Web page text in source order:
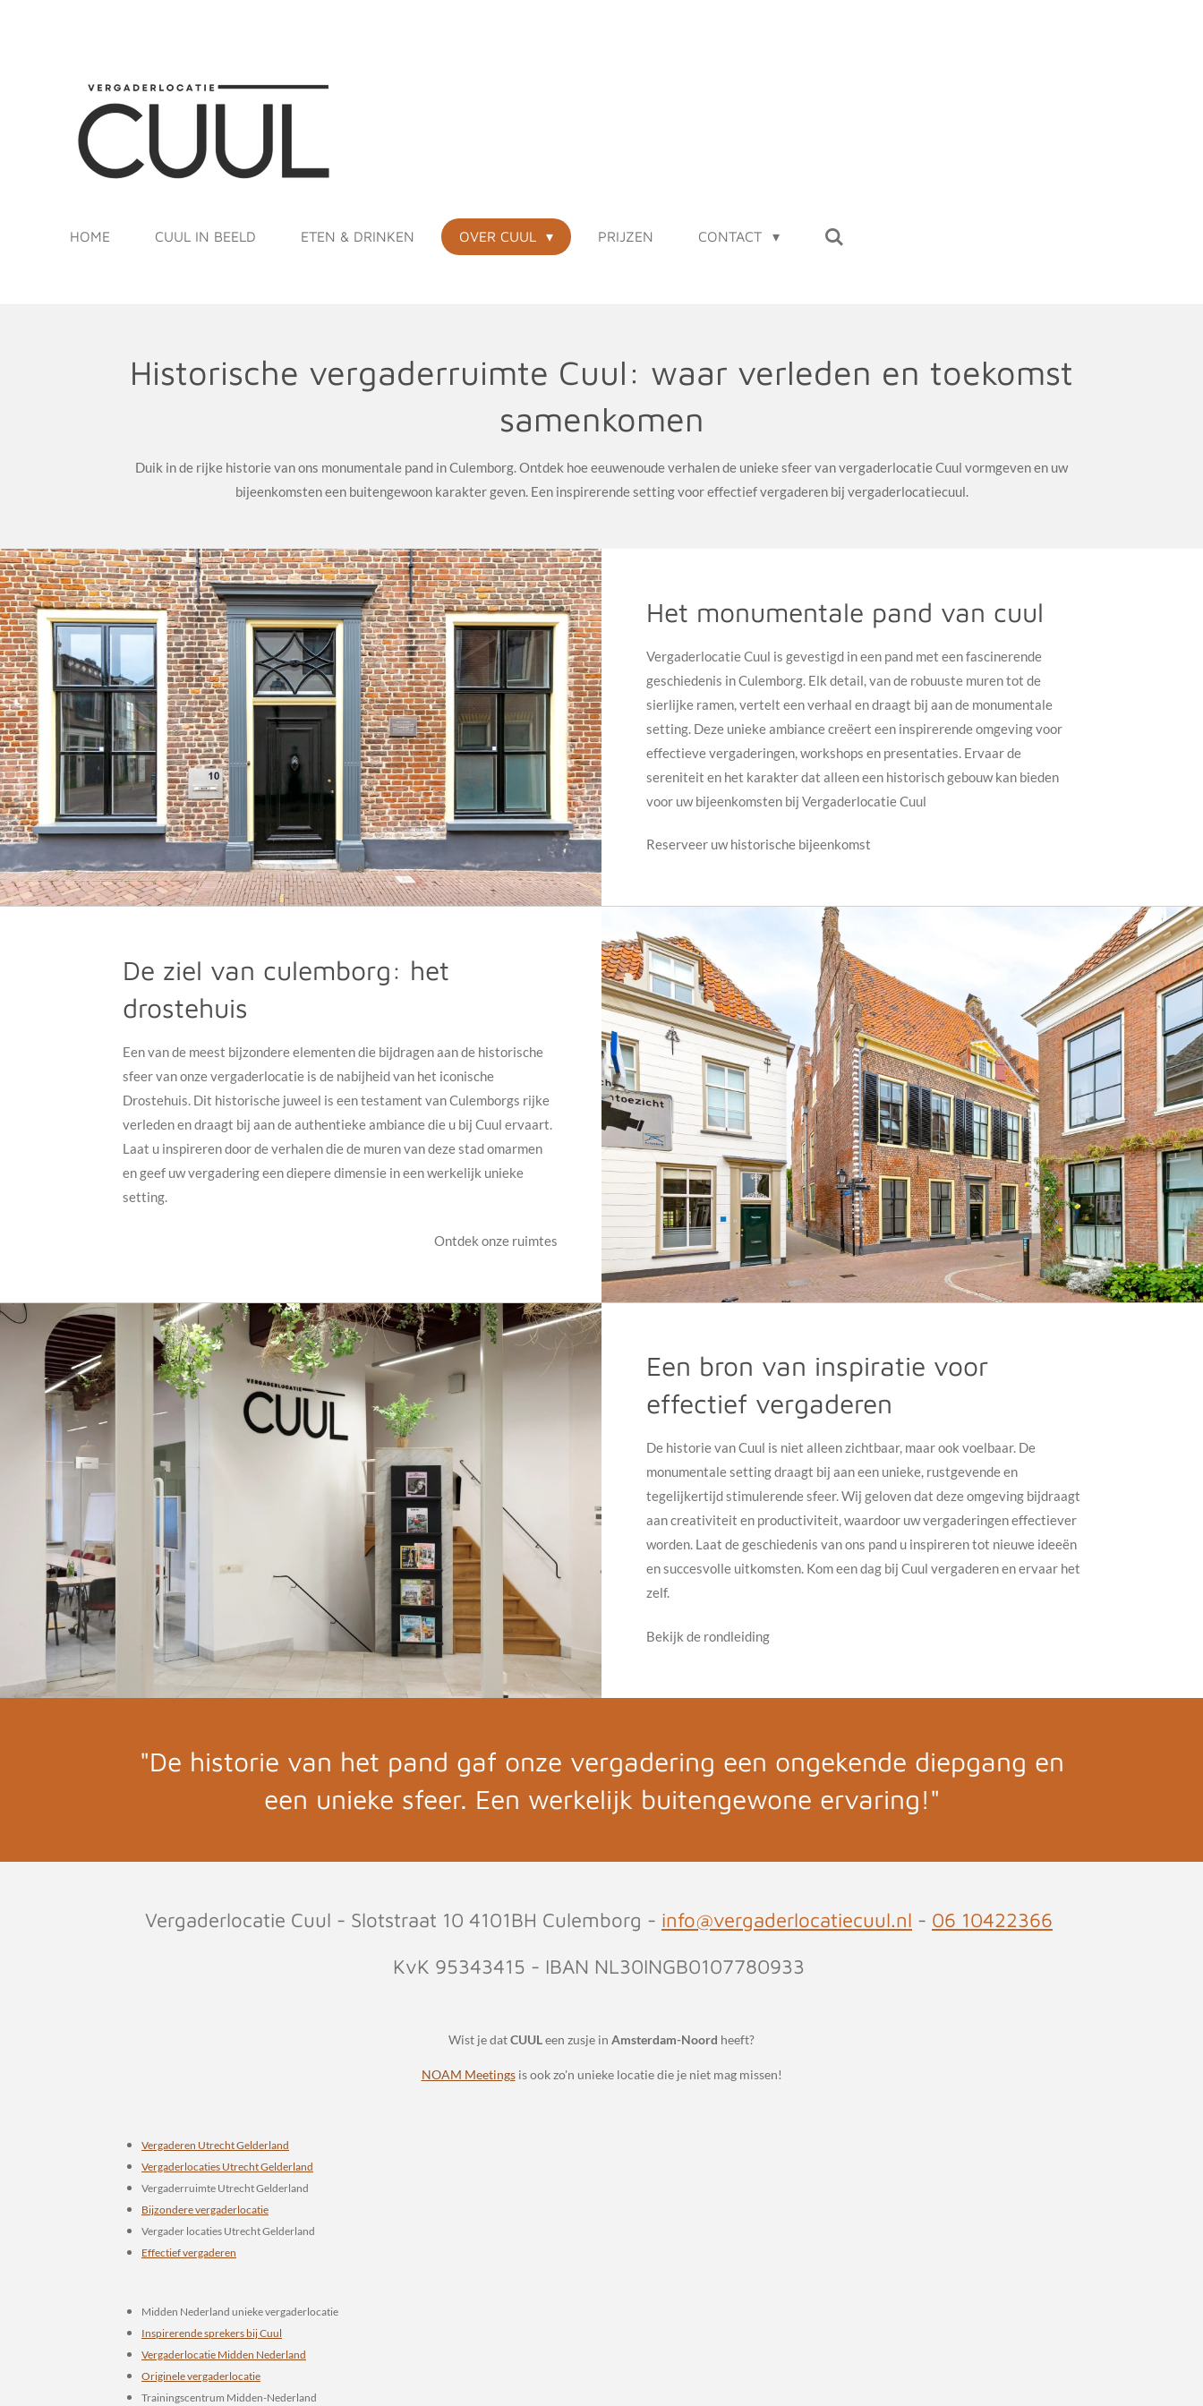
hoofdinhoud
HOME CUUL IN BEELD ETEN & DRINKEN OVER CUUL PRIJZEN CONTACT
Historische vergaderruimte Cuul: waar verleden en toekomst
samenkomen
Duik in de rijke historie van ons monumentale pand in Culemborg. Ontdek hoe eeuwenoude verhalen de unieke sfeer van vergaderlocatie Cuul vormgeven en uw
bijeenkomsten een buitengewoon karakter geven. Een inspirerende setting voor effectief vergaderen bij vergaderlocatiecuul.
Het monumentale pand van cuul
Vergaderlocatie Cuul is gevestigd in een pand met een fascinerende
geschiedenis in Culemborg. Elk detail, van de robuuste muren tot de
sierlijke ramen, vertelt een verhaal en draagt bij aan de monumentale
setting. Deze unieke ambiance creëert een inspirerende omgeving voor
effectieve vergaderingen, workshops en presentaties. Ervaar de
sereniteit en het karakter dat alleen een historisch gebouw kan bieden
voor uw bijeenkomsten bij Vergaderlocatie Cuul
Reserveer uw historische bijeenkomst
De ziel van culemborg: het
drostehuis
Een van de meest bijzondere elementen die bijdragen aan de historische
sfeer van onze vergaderlocatie is de nabijheid van het iconische
Drostehuis. Dit historische juweel is een testament van Culemborgs rijke
verleden en draagt bij aan de authentieke ambiance die u bij Cuul ervaart.
Laat u inspireren door de verhalen die de muren van deze stad omarmen
en geef uw vergadering een diepere dimensie in een werkelijk unieke
setting.
Ontdek onze ruimtes
Een bron van inspiratie voor
effectief vergaderen
De historie van Cuul is niet alleen zichtbaar, maar ook voelbaar. De
monumentale setting draagt bij aan een unieke, rustgevende en
tegelijkertijd stimulerende sfeer. Wij geloven dat deze omgeving bijdraagt
aan creativiteit en productiviteit, waardoor uw vergaderingen effectiever
worden. Laat de geschiedenis van ons pand u inspireren tot nieuwe ideeën
en succesvolle uitkomsten. Kom een dag bij Cuul vergaderen en ervaar het
zelf.
Bekijk de rondleiding
"De historie van het pand gaf onze vergadering een ongekende diepgang en
een unieke sfeer. Een werkelijk buitengewone ervaring!"
Vergaderlocatie Cuul - Slotstraat 10 4101BH Culemborg - info@vergaderlocatiecuul.nl - 06 10422366
KvK 95343415 - IBAN NL30INGB0107780933
Wist je datCUULeen zusje in Amsterdam-Noord heeft?
NOAM Meetingsis ook zo'n unieke locatie die je niet mag missen!
Vergaderen Utrecht Gelderland
Vergaderlocaties Utrecht Gelderland
Vergaderruimte Utrecht Gelderland
Bijzondere vergaderlocatie
Vergader locaties Utrecht Gelderland
Effectief vergaderen
Midden Nederland unieke vergaderlocatie
Inspirerende sprekers bij Cuul
Vergaderlocatie Midden Nederland
Originele vergaderlocatie
Trainingscentrum Midden-Nederland